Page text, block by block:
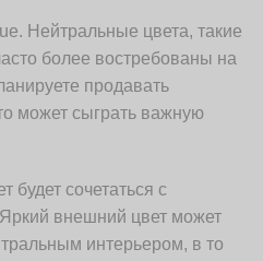
Нейтральные цвета, такие
более востребованы на
продавать
может сыграть важную
будет сочетаться с
внешний цвет может
интерьером, в то